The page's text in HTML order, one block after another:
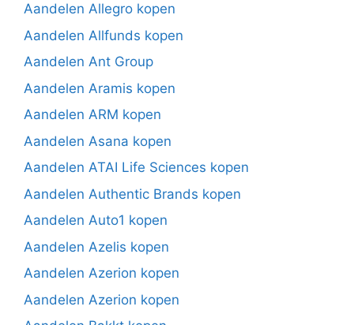
Aandelen Allegro kopen
Aandelen Allfunds kopen
Aandelen Ant Group
Aandelen Aramis kopen
Aandelen ARM kopen
Aandelen Asana kopen
Aandelen ATAI Life Sciences kopen
Aandelen Authentic Brands kopen
Aandelen Auto1 kopen
Aandelen Azelis kopen
Aandelen Azerion kopen
Aandelen Azerion kopen